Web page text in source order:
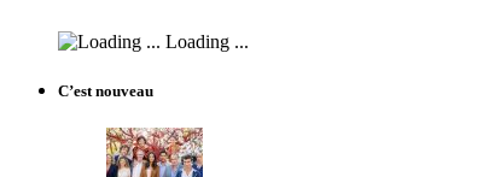
Loading ...
C’est nouveau